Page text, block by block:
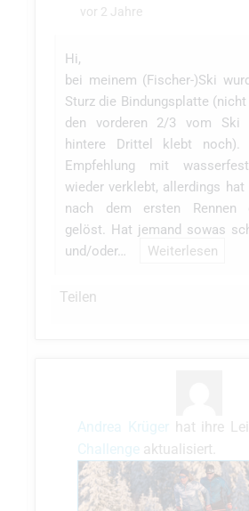
vor 2 Jahre
Hi,
bei meinem (Fischer-)Ski
Sturz die Bindungsplatte
den vorderen 2/3 vom Ski
hintere Drittel klebt
Empfehlung mit
wieder verklebt, allerdings
nach dem ersten Rennen
gelöst. Hat jemand sowas
und/oder…
Weiterlesen
Teilen
Andrea Krügerhat ihre
Challenge aktualisiert.